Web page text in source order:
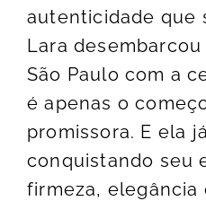
autenticidade que
Lara
São Paulo com a
é apenas o
promissora. E ela
conquistando seu
firmeza, elegância